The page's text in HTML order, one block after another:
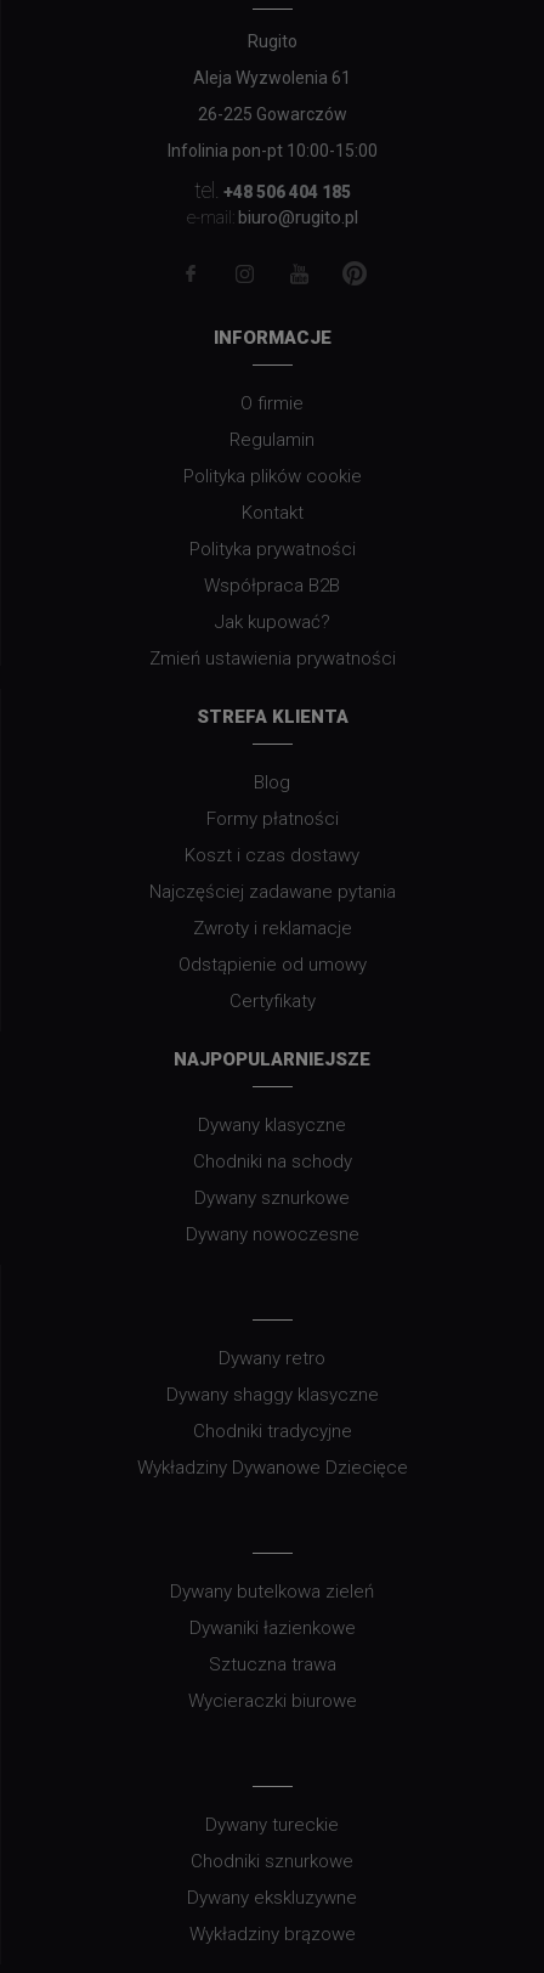
Rugito
Aleja Wyzwolenia 61
26-225 Gowarczów
Infolinia pon-pt 10:00-15:00
tel. +48 506 404 185
e-mail: biuro@rugito.pl
INFORMACJE
O firmie
Regulamin
Polityka plików cookie
Kontakt
Polityka prywatności
Współpraca B2B
Jak kupować?
Zmień ustawienia prywatności
STREFA KLIENTA
Blog
Formy płatności
Koszt i czas dostawy
Najczęściej zadawane pytania
Zwroty i reklamacje
Odstąpienie od umowy
Certyfikaty
NAJPOPULARNIEJSZE
Dywany klasyczne
Chodniki na schody
Dywany sznurkowe
Dywany nowoczesne
Dywany retro
Dywany shaggy klasyczne
Chodniki tradycyjne
Wykładziny Dywanowe Dziecięce
Dywany butelkowa zieleń
Dywaniki łazienkowe
Sztuczna trawa
Wycieraczki biurowe
Dywany tureckie
Chodniki sznurkowe
Dywany ekskluzywne
Wykładziny brązowe